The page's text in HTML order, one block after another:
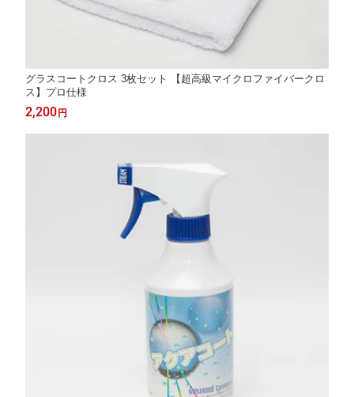
グラスコートクロス 3枚セット 【超高級マイクロファイバークロ
ス】プロ仕様
2,200 円